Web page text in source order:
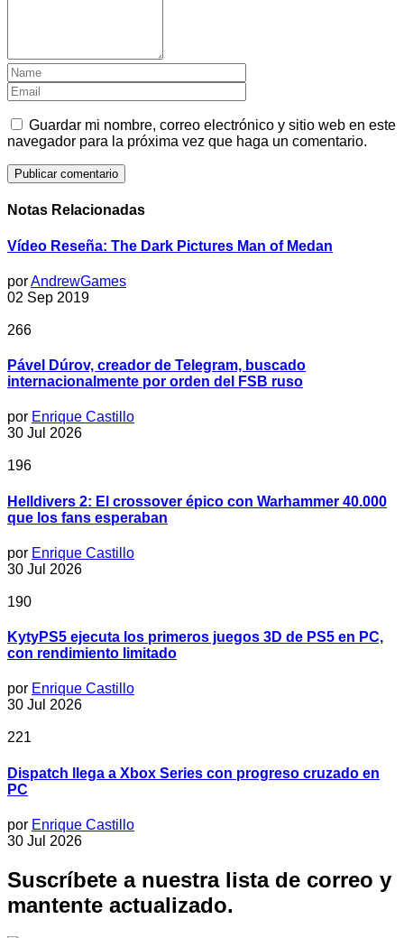
Guardar mi nombre, correo electrónico y sitio web en este
navegador para la próxima vez que haga un comentario.
Notas Relacionadas
Vídeo Reseña: The Dark Pictures Man of Medan
porAndrewGames
02 Sep 2019
266
Pável Dúrov, creador de Telegram, buscado
internacionalmente por orden del FSB ruso
por Enrique Castillo
30 Jul 2026
196
Helldivers 2: El crossover épico con Warhammer 40.000
que los fans esperaban
por Enrique Castillo
30 Jul 2026
190
KytyPS5 ejecuta los primeros juegos 3D de PS5 en PC,
con rendimiento limitado
por Enrique Castillo
30 Jul 2026
221
Dispatch llega a Xbox Series con progreso cruzado en
PC
por Enrique Castillo
30 Jul 2026
Suscríbete a nuestra lista de correo y
mantente actualizado.